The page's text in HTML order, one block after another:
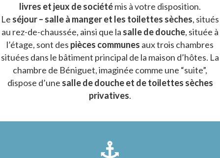
livres et jeux de sociétémis à votre disposition.
Le séjour – salle à manger et les toilettes sèches, situés
au rez-de-chaussée, ainsi que la salle de douche, située à
l’étage, sont des pièces communes aux trois chambres
situées dans le bâtiment principal de la maison d’hôtes. La
chambre de Béniguet, imaginée comme une “suite”,
dispose d’une salle de douche et de toilettes sèches
privatives.